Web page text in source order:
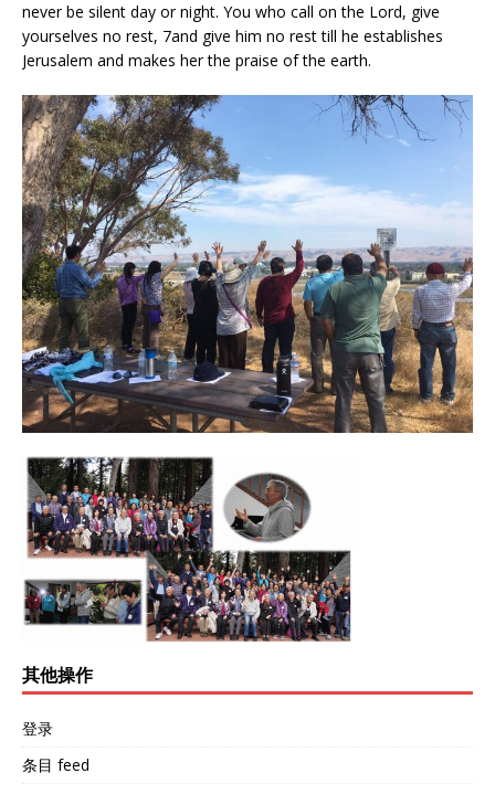
never be silent day or night. You who call on the Lord, give
yourselves no rest, 7and give him no rest till he establishes
Jerusalem and makes her the praise of the earth.
其他操作
登录
条目 feed